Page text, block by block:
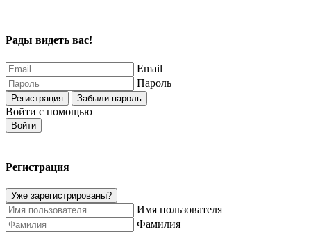
Рады видеть вас!
Email
Пароль
Регистрация Забыли пароль
Войти с помощью
Войти
Регистрация
Уже зарегистрированы?
Имя пользователя
Фамилия